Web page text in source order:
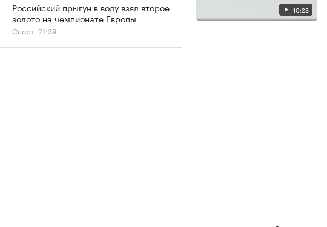
10:23
Российский прыгун в воду взял второе
золото на чемпионате Европы
Спорт, 21:39